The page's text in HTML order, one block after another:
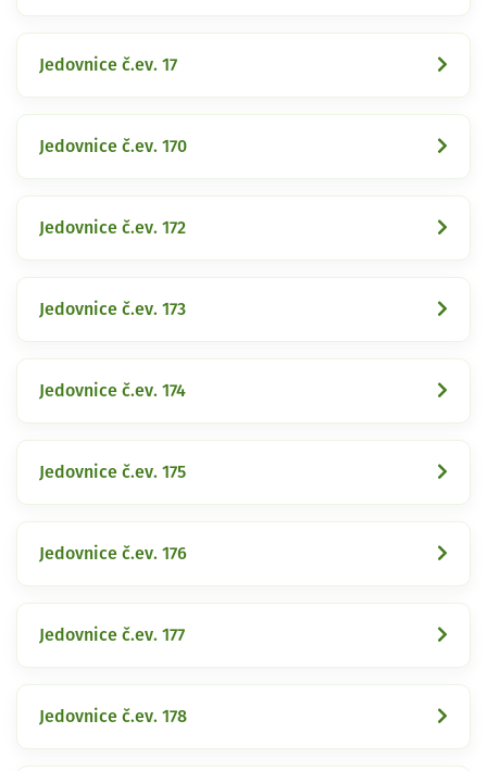
Jedovnice č.ev. 17
Jedovnice č.ev. 170
Jedovnice č.ev. 172
Jedovnice č.ev. 173
Jedovnice č.ev. 174
Jedovnice č.ev. 175
Jedovnice č.ev. 176
Jedovnice č.ev. 177
Jedovnice č.ev. 178